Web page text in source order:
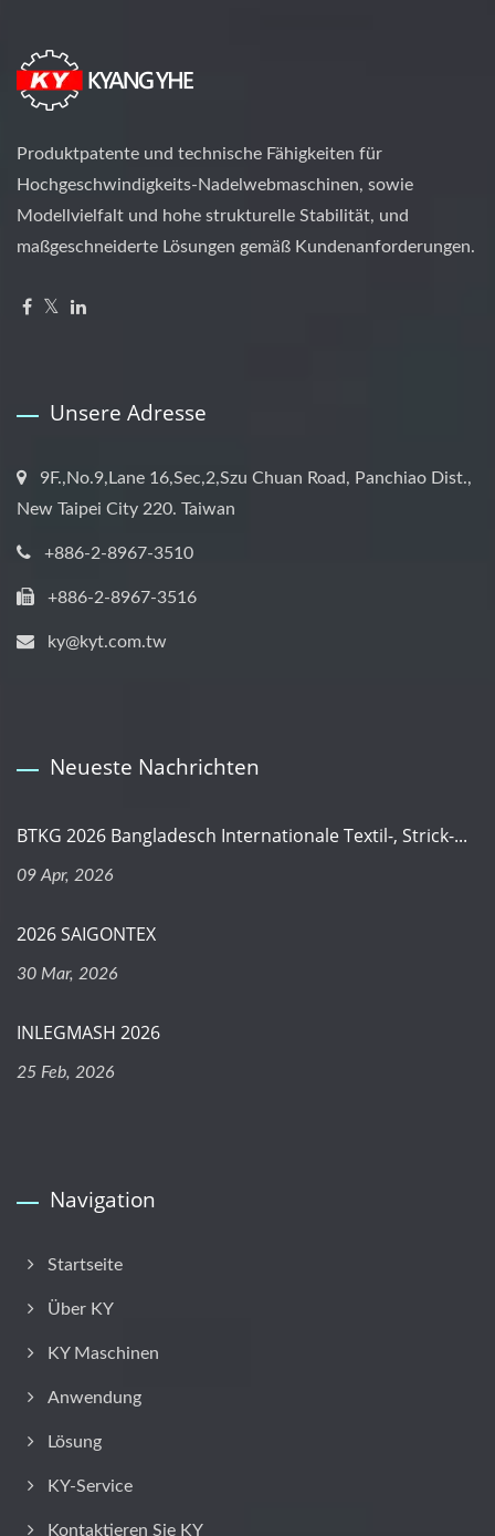
Produktpatente und technische Fähigkeiten für
Hochgeschwindigkeits-Nadelwebmaschinen, sowie
Modellvielfalt und hohe strukturelle Stabilität, und
maßgeschneiderte Lösungen gemäß Kundenanforderungen.
Unsere Adresse
9F.,No.9,Lane 16,Sec,2,Szu Chuan Road, Panchiao Dist.,
New Taipei City 220. Taiwan
+886-2-8967-3510
+886-2-8967-3516
ky@kyt.com.tw
Neueste Nachrichten
BTKG 2026 Bangladesch Internationale Textil-, Strick-...
09 Apr, 2026
2026 SAIGONTEX
30 Mar, 2026
INLEGMASH 2026
25 Feb, 2026
Navigation
Startseite
Über KY
KY Maschinen
Anwendung
Lösung
KY-Service
Kontaktieren Sie KY